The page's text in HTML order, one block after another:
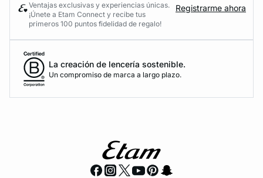
Ventajas exclusivas y experiencias únicas.
¡Únete a Etam Connect y recibe tus
primeros 100 puntos fidelidad de regalo!
Registrarme ahora
La creación de lencería sostenible.
Un compromiso de marca a largo plazo.